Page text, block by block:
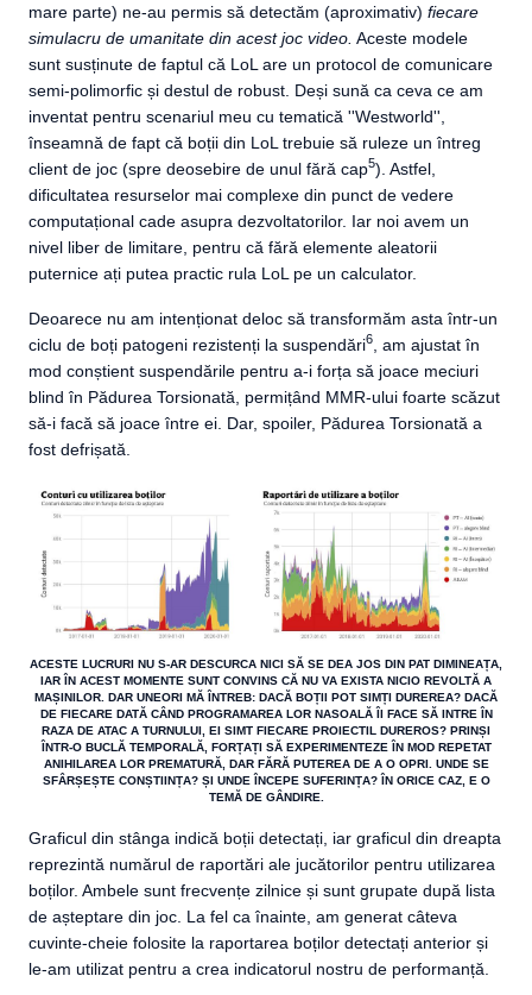
mare parte) ne-au permis să detectăm (aproximativ) fiecare
simulacru de umanitate din acest joc video. Aceste modele
sunt susținute de faptul că LoL are un protocol de comunicare
semi-polimorfic și destul de robust. Deși sună ca ceva ce am
inventat pentru scenariul meu cu tematică ''Westworld'',
înseamnă de fapt că boții din LoL trebuie să ruleze un întreg
client de joc (spre deosebire de unul fără cap5). Astfel,
dificultatea resurselor mai complexe din punct de vedere
computațional cade asupra dezvoltatorilor. Iar noi avem un
nivel liber de limitare, pentru că fără elemente aleatorii
puternice ați putea practic rula LoL pe un calculator.
Deoarece nu am intenționat deloc să transformăm asta într-un
ciclu de boți patogeni rezistenți la suspendări6
, am ajustat în
mod conștient suspendările pentru a-i forța să joace meciuri
blind în Pădurea Torsionată, permițând MMR-ului foarte scăzut
să-i facă să joace între ei. Dar, spoiler, Pădurea Torsionată a
fost defrișată.
ACESTE LUCRURI NU S-AR DESCURCA NICI SĂ SE DEA JOS DIN PAT DIMINEAȚA,
IAR ÎN ACEST MOMENTE SUNT CONVINS CĂ NU VA EXISTA NICIO REVOLTĂ A
MAȘINILOR. DAR UNEORI MĂ ÎNTREB: DACĂ BOȚII POT SIMȚI DUREREA? DACĂ
DE FIECARE DATĂ CÂND PROGRAMAREA LOR NASOALĂ ÎI FACE SĂ INTRE ÎN
RAZA DE ATAC A TURNULUI, EI SIMT FIECARE PROIECTIL DUREROS? PRINȘI
ÎNTR-O BUCLĂ TEMPORALĂ, FORȚAȚI SĂ EXPERIMENTEZE ÎN MOD REPETAT
ANIHILAREA LOR PREMATURĂ, DAR FĂRĂ PUTEREA DE A O OPRI. UNDE SE
SFÂRȘEȘTE CONȘTIINȚA? ȘI UNDE ÎNCEPE SUFERINȚA? ÎN ORICE CAZ, E O
TEMĂ DE GÂNDIRE.
Graficul din stânga indică boții detectați, iar graficul din dreapta
reprezintă numărul de raportări ale jucătorilor pentru utilizarea
boților. Ambele sunt frecvențe zilnice și sunt grupate după lista
de așteptare din joc. La fel ca înainte, am generat câteva
cuvinte-cheie folosite la raportarea boților detectați anterior și
le-am utilizat pentru a crea indicatorul nostru de performanță.